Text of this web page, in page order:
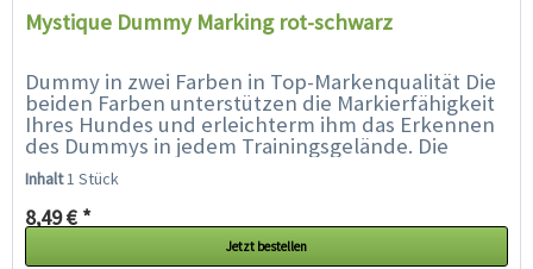
Mystique Dummy Marking rot-schwarz
Dummy in zwei Farben in Top-Markenqualität Die
beiden Farben unterstützen die Markierfähigkeit
Ihres Hundes und erleichterm ihm das Erkennen
des Dummys in jedem Trainingsgelände. Die
spezielle Füllung und...
Inhalt1 Stück
8,49 € *
Jetzt bestellen